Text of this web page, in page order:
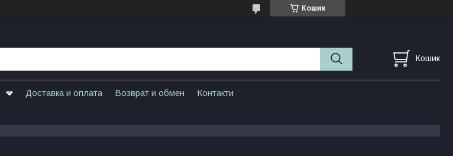
Кошик
Кошик
Доставка и оплата Возврат и обмен Контакти